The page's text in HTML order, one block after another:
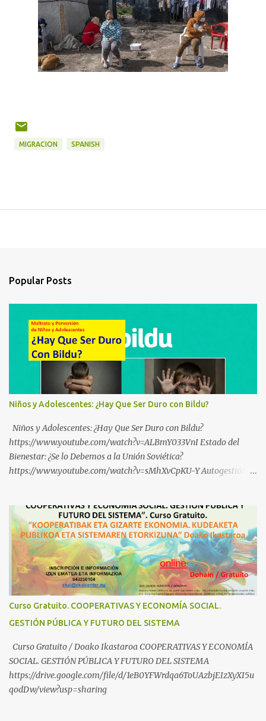
MIGRACION SPANISH
Popular Posts
Niños y Adolescentes: ¿Hay Que Ser Duro con Bildu?
Niños y Adolescentes: ¿Hay Que Ser Duro con Bildu?
https://www.youtube.com/watch?v=ALBmY033VnI Estado del
Bienestar: ¿Se lo Debemos a la Unión Soviética?
https://www.youtube.com/watch?v=sMhXvCpKU-Y Autogestión
Industrial https://www.youtube.com/shorts/dGKjgqEvRHk
¿Conoces los nuevos canales de BABESTU? Si quieres hacer algo, o
compartir ideas, para proteger a los niños y adolescentes vascos
frente a abusos y manipulaciones: BABESTUren kanal berriak
ezagutzen dituzu? Euskal haurrak eta nerabeak abusu eta
manipulazioetatik babesteko zerbait egin nahi baduzu, edo ideiak
partekatu nahi badituzu: Telegram :
https://whatsapp.com/channel/0029VbBW56k0LKZJWzQyoE1T
SÍGUENOS EN YOUTUBE: https://www.youtube.com/@ekaicenter?
sub_confirmation=1
Curso Gratuito. COOPERATIVAS Y ECONOMÍA SOCIAL.
GESTIÓN PÚBLICA Y FUTURO DEL SISTEMA
Curso Gratuito / Doako Ikastaroa COOPERATIVAS Y ECONOMÍA
SOCIAL. GESTIÓN PÚBLICA Y FUTURO DEL SISTEMA
https://drive.google.com/file/d/1eB0YFWrdqa6ToUAzbjEIzXyXI5u
qodDw/view?usp=sharing